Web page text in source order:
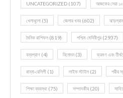
UNCATEGORIZED (107) আজকের সেরা ১০
খেলাধূলো (5) জেলার খবর (602)
দৈনিক রাশিফল (819) পশ্চিম মেদিনীপুর (2937)
বন্যপ্রাণ (4) বিনোদন(3) ভ্রমণ এবং
রান্না-রেসিপী (1) লাইফ স্টাইল (2) শরীর
শিক্ষা ব্যবস্থা (75) সম্পাদকীয় (20)